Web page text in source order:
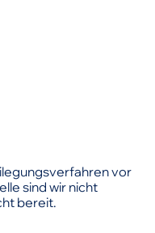
vor
sind wir nicht
bereit.